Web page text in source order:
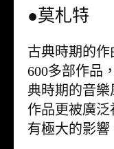
●莫札特
古典時期的
600多部作品
典時期的音
作品更被廣
有極大的影響